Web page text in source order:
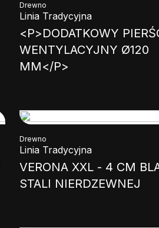
Drewno
Linia Tradycyjna
<P>DODATKOWY
WENTYLACYJNY Ø120
MM</P>
Drewno
Linia Tradycyjna
VERONA XXL - 4 CM
STALI NIERDZEWNEJ